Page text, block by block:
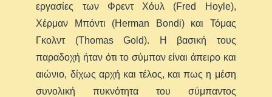
εργασίες των Φρεντ Χόυλ (Fred Hoyle),
Χέρμαν Μπόντι (Herman Bοndi) και Τόμας
Γκολντ (Thomas Gold). Η βασική τους
παραδοχή ήταν ότι το σύμπαν είναι άπειρο και
αιώνιο, δίχως αρχή και τέλος, και πως η μέση
συνολική πυκνότητα του σύμπαντος